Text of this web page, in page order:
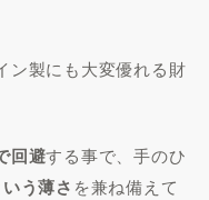
ン製にも大変優れる財
回避する事で、手のひ
う薄さ を兼ね備えて